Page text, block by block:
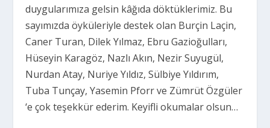
duygularımıza gelsin kâğıda döktüklerimiz. Bu
sayımızda öyküleriyle destek olan Burçin Laçin,
Caner Turan, Dilek Yılmaz, Ebru Gazioğulları,
Hüseyin Karagöz, Nazlı Akın, Nezir Suyugül,
Nurdan Atay, Nuriye Yıldız, Sülbiye Yıldırım,
Tuba Tunçay, Yasemin Pforr ve Zümrüt Özgüler
‘e çok teşekkür ederim. Keyifli okumalar olsun…